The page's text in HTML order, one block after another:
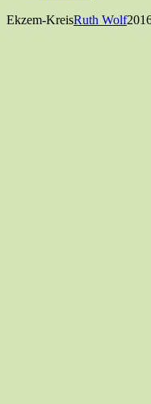
Ekzem-KreisRuth Wolf